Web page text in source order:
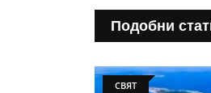
Подобни
СВЯТ